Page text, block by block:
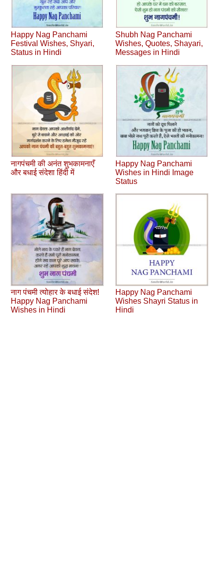
Happy Nag Panchami
Festival Wishes, Shyari,
Status in Hindi
Shubh Nag Panchami
Wishes, Quotes, Shayari,
Messages in Hindi
नागपंचमी की अनंत शुभकामनाएँ
और बधाई संदेशा हिंदी में
Happy Nag Panchami
Wishes in Hindi Image
Status
नाग पंचमी त्योहार के बधाई संदेश!
Happy Nag Panchami
Wishes in Hindi
Happy Nag Panchami
Wishes Shayri Status in
Hindi